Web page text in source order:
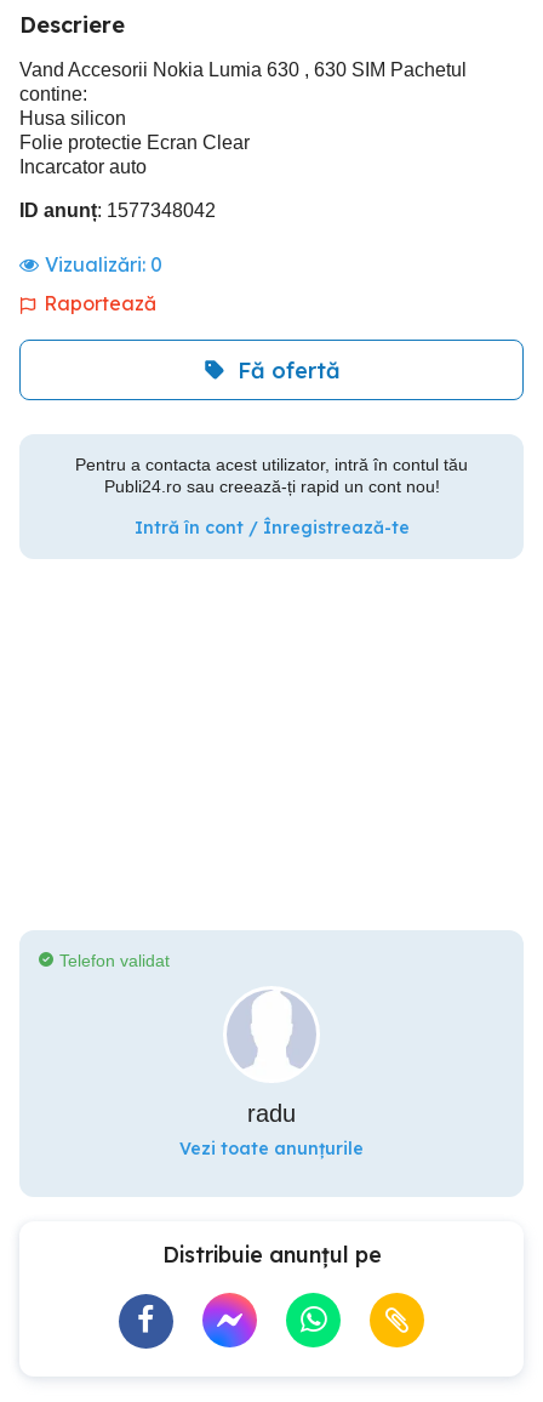
Descriere
Vand Accesorii Nokia Lumia 630 , 630 SIM Pachetul
contine:
Husa silicon
Folie protectie Ecran Clear
Incarcator auto
ID anunț: 1577348042
Vizualizări: 0
Raportează
Fă ofertă
Pentru a contacta acest utilizator, intră în contul tău
Publi24.ro sau creează-ți rapid un cont nou!
Intră în cont / Înregistrează-te
Telefon validat
radu
Vezi toate anunțurile
Distribuie anunțul pe